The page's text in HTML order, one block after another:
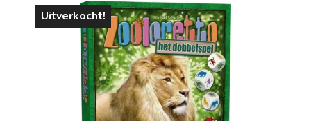
Uitverkocht!